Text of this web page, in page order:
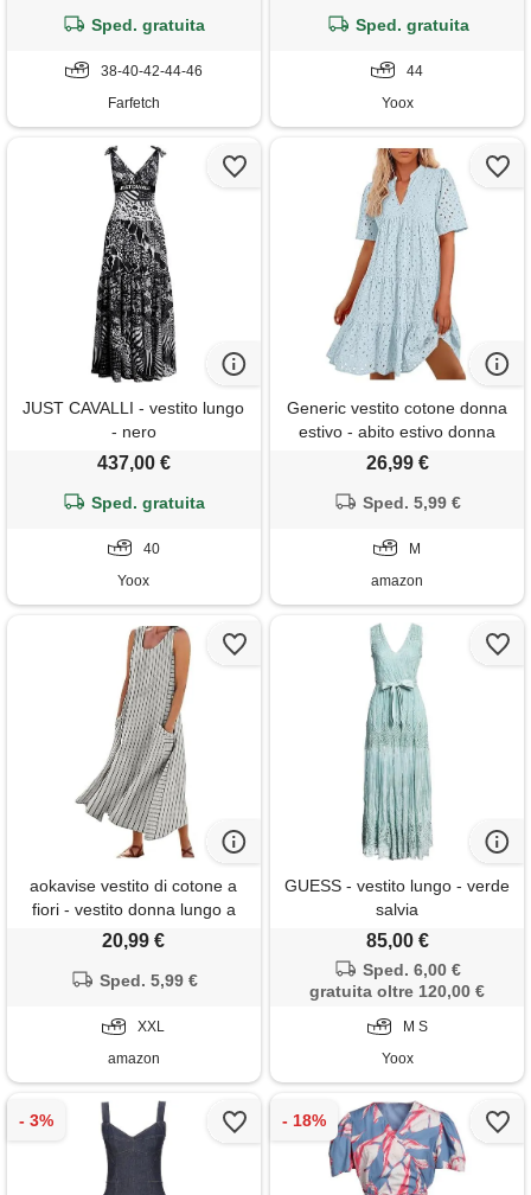
Sped. gratuita
38-40-42-44-46
Farfetch
Sped. gratuita
44
Yoox
JUST CAVALLI - vestito lungo
- nero
437,00 €
Sped. gratuita
40
Yoox
Generic vestito cotone donna
estivo - abito estivo donna
con scollo a v, maniche corte,
sangallo, vestito casual con
vacanza spiaggia e mare
26,99 €
Sped. 5,99 €
M
amazon
aokavise vestito di cotone a
fiori - vestito donna lungo a
righe, abito smanicato in
rotondo, linea ampia casual
vacanza
20,99 €
Sped. 5,99 €
XXL
amazon
GUESS - vestito lungo - verde
salvia
85,00 €
Sped. 6,00 €
gratuita oltre 120,00 €
M S
Yoox